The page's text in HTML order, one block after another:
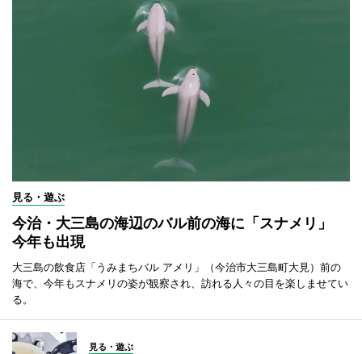
見る・遊ぶ
今治・大三島の海辺のバル前の海に「スナメリ」
今年も出現
大三島の飲食店「うみまちバル アメリ」（今治市大三島町大見）前の
海で、今年もスナメリの姿が観察され、訪れる人々の目を楽しませてい
る。
見る・遊ぶ